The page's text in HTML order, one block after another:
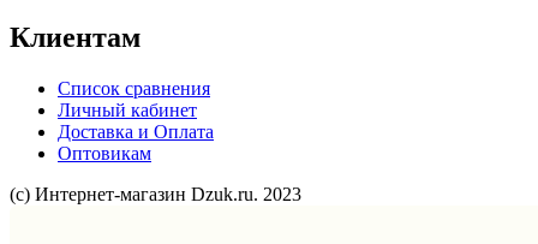
Клиентам
Список сравнения
Личный кабинет
Доставка и Оплата
Оптовикам
(с) Интернет-магазин Dzuk.ru. 2023